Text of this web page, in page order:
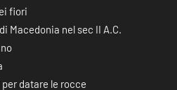
fiori
Macedonia nel sec II A.C.
datare le rocce